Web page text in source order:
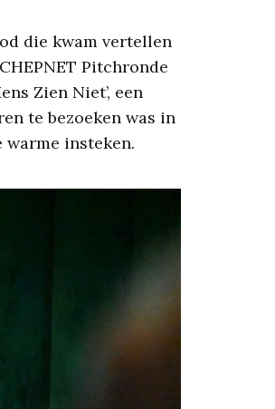
die kwam vertellen
Pitchronde
Zien Niet’, een
te bezoeken was in
warme insteken.